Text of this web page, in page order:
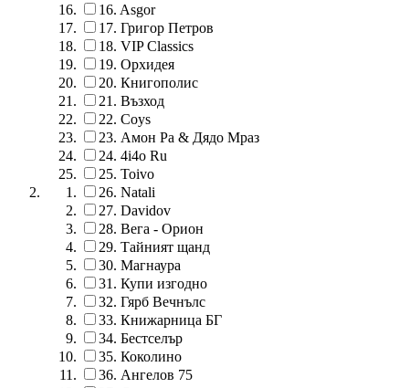
16. Asgor
17. Григор Петров
18. VIP Classics
19. Орхидея
20. Книгополис
21. Възход
22. Coys
23. Амон Ра & Дядо Мраз
24. 4i4o Ru
25. Toivo
26. Natali
27. Davidov
28. Вега - Орион
29. Тайният щанд
30. Магнаура
31. Купи изгодно
32. Гярб Вечнълс
33. Книжарница БГ
34. Бестселър
35. Коколино
36. Ангелов 75